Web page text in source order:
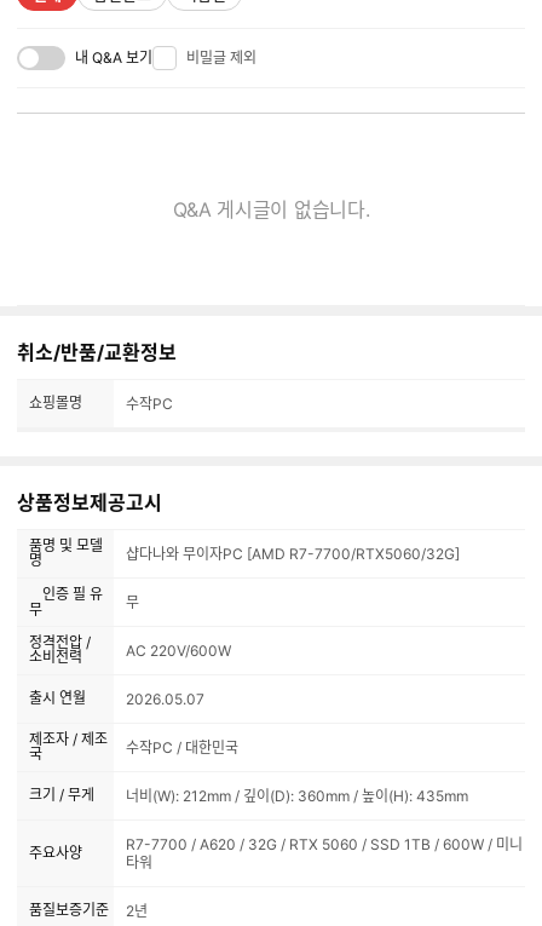
내 Q&A 보기 비밀글 제외
Q&A 게시글이 없습니다.
취소/반품/교환정보
쇼핑몰명 수작PC
상품정보제공고시
품명 및 모델
명
샵다나와 무이자PC [AMD R7-7700/RTX5060/32G]
인증 필 유
무
무
정격전압 /
소비전력
AC 220V/600W
출시 연월 2026.05.07
제조자 / 제조
국
수작PC / 대한민국
크기 / 무게 너비(W): 212mm / 깊이(D): 360mm / 높이(H): 435mm
주요사양
R7-7700 / A620 / 32G / RTX 5060 / SSD 1TB / 600W / 미니
타워
품질보증기준 2년